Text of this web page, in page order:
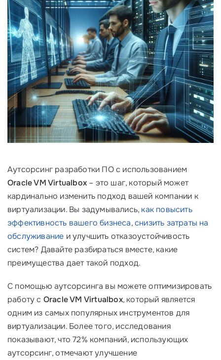
Аутсорсинг разработки ПО с использованием
Oracle VM Virtualbox – это шаг, который может
кардинально изменить подход вашей компании к
виртуализации. Вы задумывались, как повысить
эффективность вашего бизнеса,снизить затраты на
обслуживание и улучшить отказоустойчивость
систем? Давайте разбираться вместе, какие
преимущества дает такой подход.
С помощью аутсорсинга вы можете оптимизировать
работу с Oracle VM Virtualbox, который является
одним из самых популярных инструментов для
виртуализации. Более того, исследования
показывают, что 72% компаний, использующих
аутсорсинг, отмечают улучшение